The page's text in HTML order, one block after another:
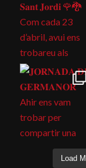
Load